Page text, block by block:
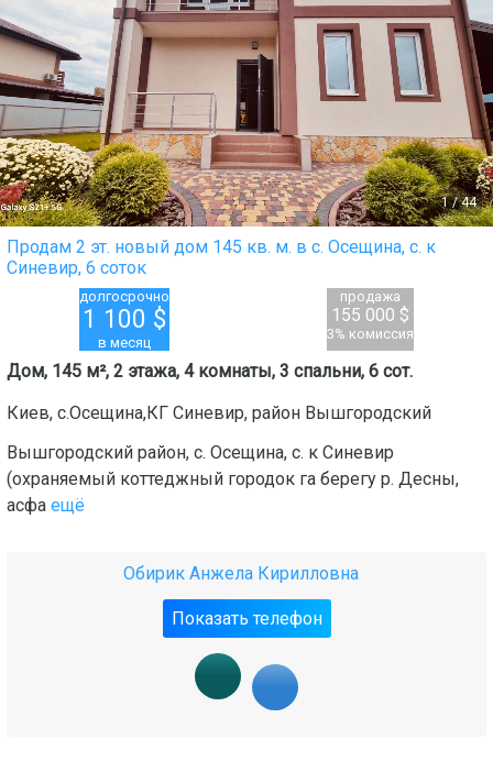
1/44
Продам 2 эт. новый дом 145 кв. м. в с. Осещина, с. к
Синевир, 6 соток
долгосрочно
1 100 $
в месяц
продажа
155 000 $
3% комиссия
Дом, 145 м², 2 этажа, 4 комнаты, 3 спальни, 6 сот.
Киев, c.Осещина,КГ Синевир, район Вышгородский
Вышгородский район, с. Осещина, с. к Синевир
(охраняемый коттеджный городок га берегу р. Десны,
асфа ещё
Обирик Анжела Кирилловна
Показать телефон